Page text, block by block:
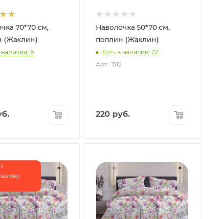
70*70 см,
(Жаклин)
наличии: 6
Наволочка 50*70 см,
поплин (Жаклин)
Есть в наличии: 22
Арт.: 1512
220руб.